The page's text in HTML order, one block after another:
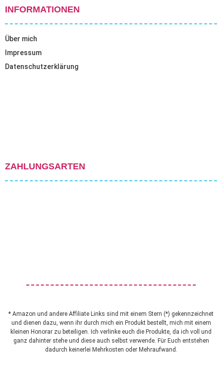
INFORMATIONEN
Über mich
Impressum
Datenschutzerklärung
ZAHLUNGSARTEN
* Amazon und andere Affiliate Links sind mit einem Stern (*) gekennzeichnet
und dienen dazu, wenn ihr durch mich ein Produkt bestellt, mich mit einem
kleinen Honorar zu beteiligen. Ich verlinke euch die Produkte, da ich voll und
ganz dahinter stehe und diese auch selbst verwende. Für Euch entstehen
dadurch keinerlei Mehrkosten oder Mehraufwand.